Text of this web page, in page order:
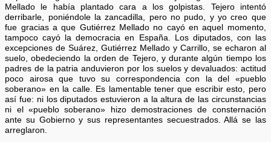
Mellado le había plantado cara a los golpistas. Tejero intentó
derribarle, poniéndole la zancadilla, pero no pudo, y yo creo que
fue gracias a que Gutiérrez Mellado no cayó en aquel momento,
tampoco cayó la democracia en España. Los diputados, con las
excepciones de Suárez, Gutiérrez Mellado y Carrillo, se echaron al
suelo, obedeciendo la orden de Tejero, y durante algún tiempo los
padres de la patria anduvieron por los suelos y devaluados: actitud
poco airosa que tuvo su correspondencia con la del «pueblo
soberano» en la calle. Es lamentable tener que escribir esto, pero
así fue: ni los diputados estuvieron a la altura de las circunstancias
ni el «pueblo soberano» hizo demostraciones de consternación
ante su Gobierno y sus representantes secuestrados. Allá se las
arreglaron.